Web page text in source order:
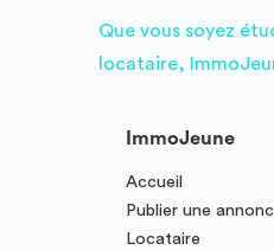
Que vous soyez
locataire,
ImmoJeune
Accueil
Publier une
Locataire